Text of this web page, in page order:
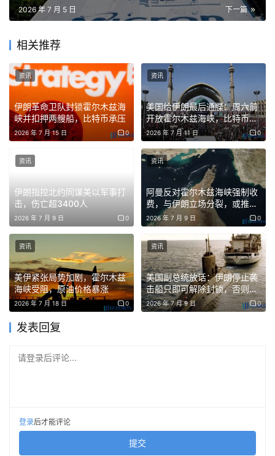
下一篇
2026 年 7 月 5 日
相关推荐
伊朗革命卫队封锁霍尔木兹海
峡并扣押两艘船，比特币承压
2026 年 7 月 15 日 0
资讯
美国给伊朗最后通牒：周六前
开放霍尔木兹海峡，比特币收
费系统成争议焦点
2026 年 7 月 11 日 0
资讯
伊朗指控北约同谋美以军事打
击，伤亡超3400人
2026 年 7 月 9 日 0
资讯
阿曼反对霍尔木兹海峡强制收
费，与伊朗立场分裂，或推高
能源成本波及加密市场
2026 年 7 月 9 日 0
资讯
美伊紧张局势加剧，霍尔木兹
海峡受阻，原油价格暴涨
2026 年 7 月 18 日 0
资讯
美国副总统放话：伊朗停止袭
击船只即可解除封锁，否则将
更强硬回击
2026 年 7 月 9 日 0
资讯
发表回复
请登录后评论...
登录后才能评论
提交